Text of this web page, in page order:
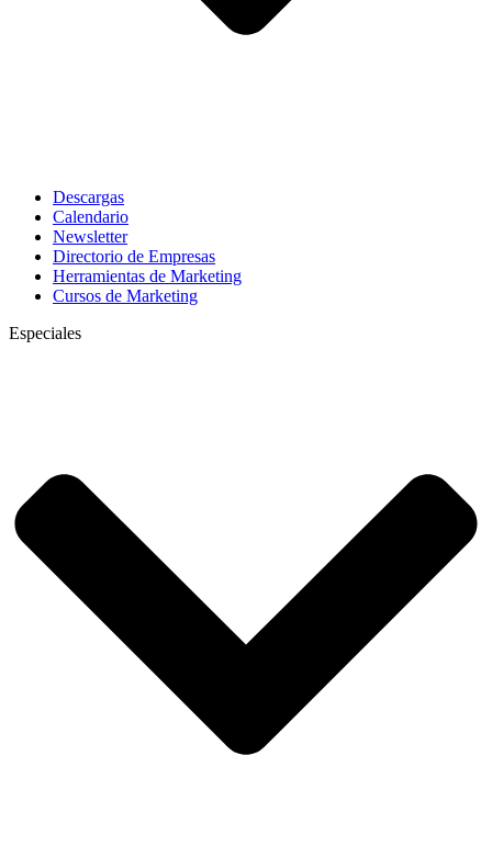
Descargas
Calendario
Newsletter
Directorio de Empresas
Herramientas de Marketing
Cursos de Marketing
Especiales